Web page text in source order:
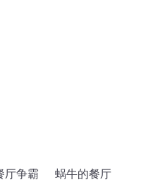
厅争霸 蜗牛的餐厅